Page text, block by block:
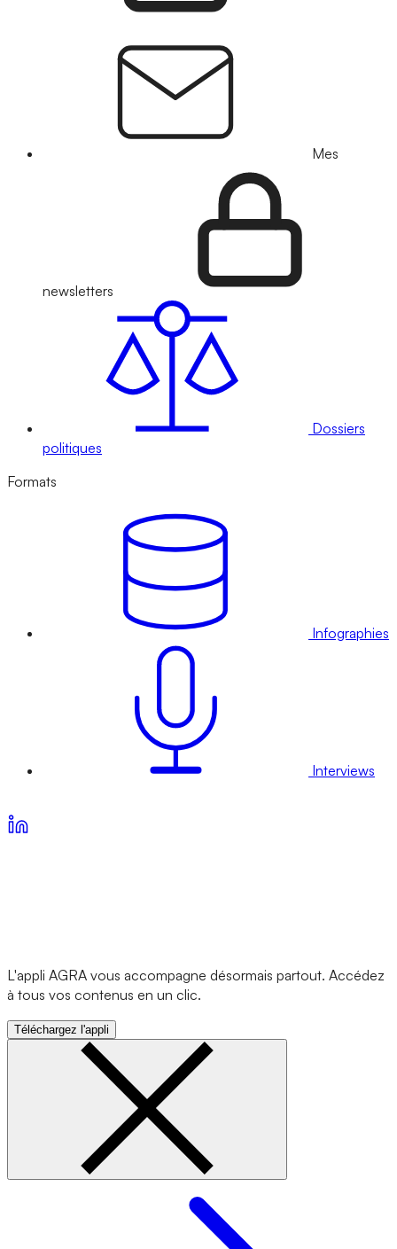
Mes
newsletters
Dossiers
politiques
Formats
Infographies
Interviews
L'appli AGRA vous accompagne désormais partout. Accédez
à tous vos contenus en un clic.
Téléchargez l'appli